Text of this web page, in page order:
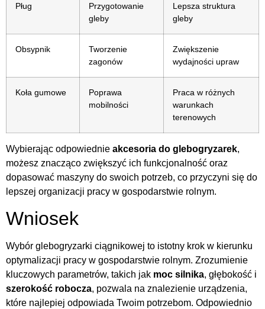
Pług
Przygotowanie
gleby
Lepsza struktura
gleby
Obsypnik
Tworzenie
zagonów
Zwiększenie
wydajności upraw
Koła gumowe
Poprawa
mobilności
Praca w różnych
warunkach
terenowych
Wybierając odpowiednie akcesoria do glebogryzarek,
możesz znacząco zwiększyć ich funkcjonalność oraz
dopasować maszyny do swoich potrzeb, co przyczyni się do
lepszej organizacji pracy w gospodarstwie rolnym.
Wniosek
Wybór glebogryzarki ciągnikowej to istotny krok w kierunku
optymalizacji pracy w gospodarstwie rolnym. Zrozumienie
kluczowych parametrów, takich jak moc silnika, głębokość i
szerokość robocza, pozwala na znalezienie urządzenia,
które najlepiej odpowiada Twoim potrzebom. Odpowiednio